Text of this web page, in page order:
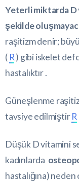
Yeterli miktarda D
şekilde
raşitizm denir;
( R) gibi iskelet
hastalıktır .
Güneşlenme
tavsiye edilmiştirR
Düşük D vitamini
kadınlarda
hastalığına)